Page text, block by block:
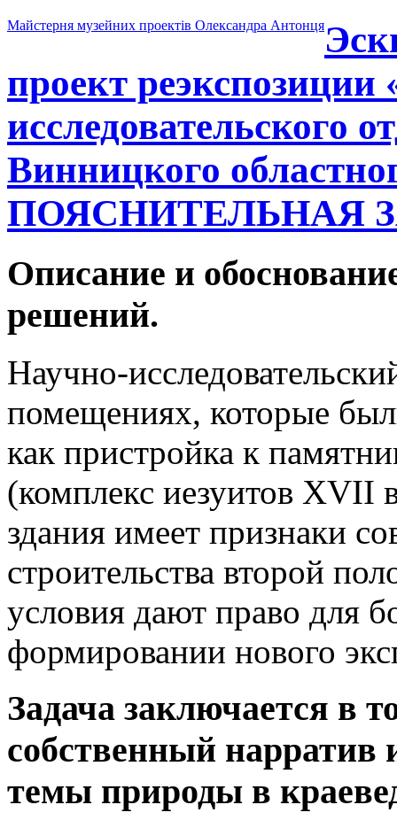
Майстерня музейних проектів Олександра Антонця
проект реэкспозиции
исследовательского
Винницкого
ПОЯСНИТЕЛЬНАЯ
Описание и
решений.
Научно-
помещениях, которые
как пристройка к
(комплекс иезуитов XVII
здания имеет признаки
строительства второй
условия дают право для
формировании нового
Задача заключается в
собственный
темы природы в